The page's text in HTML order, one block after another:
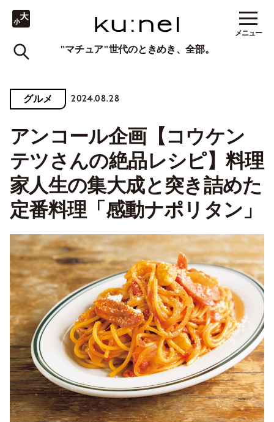
"マチュア"世代のときめき、全部。
メニュー
グルメ 2024.08.28
アンコール企画【コウケン
テツさんの絶品レシピ】料理
家人生の集大成と突き詰めた
定番料理「感動ナポリタン」